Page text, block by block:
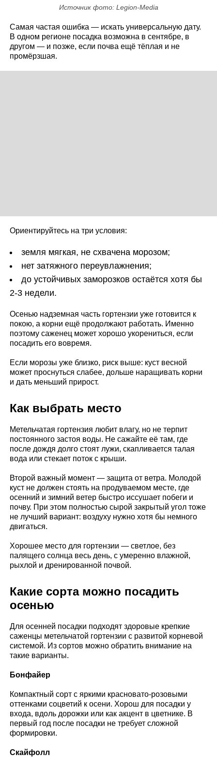
Источник фото: Legion-Media
Самая частая ошибка — искать универсальную дату.
В одном регионе посадка возможна в сентябре, в
другом — и позже, если почва ещё тёплая и не
промёрзшая.
Ориентируйтесь на три условия:
земля мягкая, не схвачена морозом;
нет затяжного переувлажнения;
до устойчивых заморозков остаётся хотя бы
2-3 недели.
Осенью надземная часть гортензии уже готовится к
покою, а корни ещё продолжают работать. Именно
поэтому саженец может хорошо укорениться, если
посадить его вовремя.
Если морозы уже близко, риск выше: куст весной
может проснуться слабее, дольше наращивать корни
и дать меньший прирост.
Как выбрать место
Метельчатая гортензия любит влагу, но не терпит
постоянного застоя воды. Не сажайте её там, где
после дождя долго стоят лужи, скапливается талая
вода или стекает поток с крыши.
Второй важный момент — защита от ветра. Молодой
куст не должен стоять на продуваемом месте, где
осенний и зимний ветер быстро иссушает побеги и
почву. При этом полностью сырой закрытый угол тоже
не лучший вариант: воздуху нужно хотя бы немного
двигаться.
Хорошее место для гортензии — светлое, без
палящего солнца весь день, с умеренно влажной,
рыхлой и дренированной почвой.
Какие сорта можно посадить
осенью
Для осенней посадки подходят здоровые крепкие
саженцы метельчатой гортензии с развитой корневой
системой. Из сортов можно обратить внимание на
такие варианты.
Бонфайер
Компактный сорт с яркими красновато-розовыми
оттенками соцветий к осени. Хорош для посадки у
входа, вдоль дорожки или как акцент в цветнике. В
первый год после посадки не требует сложной
формировки.
Скайфолл